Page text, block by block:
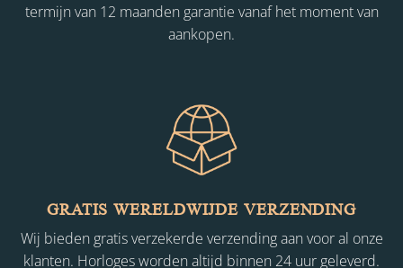
termijn van 12 maanden garantie vanaf het moment van
aankopen.
GRATIS WERELDWIJDE VERZENDING
Wij bieden gratis verzekerde verzending aan voor al onze
klanten. Horloges worden altijd binnen 24 uur geleverd.